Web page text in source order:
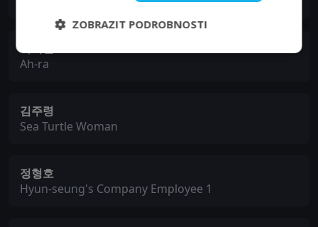
곽지민
Ah-ra
김주령
Sea Turtle Woman
정형호
Hyun-seung's Company Employee 1
ZOBRAZIT PODROBNOSTI